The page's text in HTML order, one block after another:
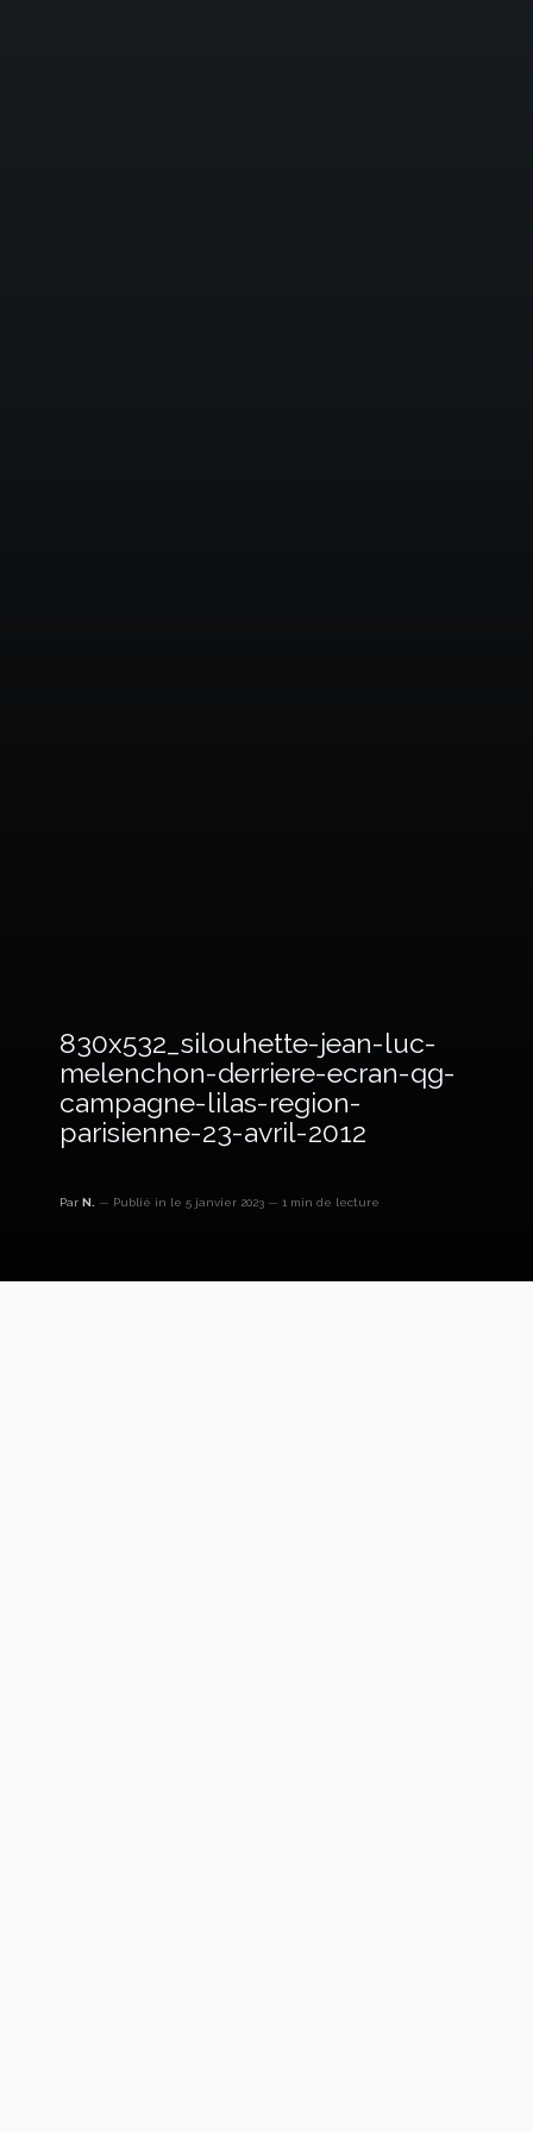
830x532_silouhette-jean-luc-
melenchon-derriere-ecran-qg-
campagne-lilas-region-
parisienne-23-avril-2012
Par N. Publié in le 5 janvier 2023 1 min de lecture